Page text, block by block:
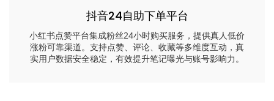
抖音24自助下单平台
小红书点赞平台集成粉丝24小时购买服务，提供真人低价
涨粉可靠渠道。支持点赞、评论、收藏等多维度互动，真
实用户数据安全稳定，有效提升笔记曝光与账号影响力。